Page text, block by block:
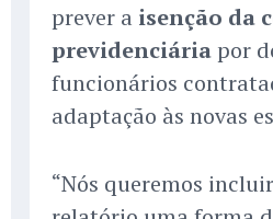
prever a isenção da
previdenciária por
funcionários
adaptação às novas
“Nós queremos